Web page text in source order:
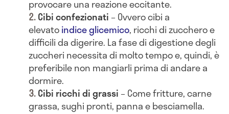
provocare una reazione eccitante.
Cibi confezionati – Ovvero cibi a
elevatoindice glicemico, ricchi di zucchero e
difficili da digerire. La fase di digestione degli
zuccheri necessita di molto tempo e, quindi, è
preferibile non mangiarli prima di andare a
dormire.
Cibi ricchi di grassi – Come fritture, carne
grassa, sughi pronti, panna e besciamella.